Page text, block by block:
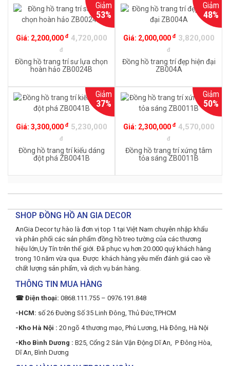
Giảm
53%
Giá: 2,200,000 đ 4,720,000
đ
Đồng hồ trang trí sư lựa chọn
hoàn hảo ZB0024B
Giảm
48%
Giá: 2,000,000 đ 3,820,000
đ
Đồng hồ trang trí đẹp hiện đại
ZB004A
Giảm
37%
Giá: 3,300,000 đ 5,230,000
đ
Đồng hồ trang trí kiếu dáng
đột phá ZB0041B
Giảm
50%
Giá: 2,300,000 đ 4,570,000
đ
Đồng hồ trang trí xứng tâm
tỏa sáng ZB0011B
SHOP ĐỒNG HỒ AN GIA DECOR
AnGia Decor tự hào là đơn vị top 1 tại Việt Nam chuyên nhập khẩu
và phân phối các sản phẩm đồng hồ treo tường của các thương
hiệu lớn,Uy Tín trên thế giới. Đã phục vụ hơn 20.000 quý khách hàng
trong 10 năm vừa qua. Được khách hàng yêu mến đánh giá cao về
chất lượng sản phẩm, và dịch vụ bán hàng.
THÔNG TIN MUA HÀNG
☎ Điện thoại: 0868.111.755 – 0976.191.848
-HCM: số 26 Đường Số 35 Linh Đông, Thủ Đức,TPHCM
-Kho Hà Nội : 20 ngõ 4 thương mạo, Phú Lương, Hà Đông, Hà Nội
-Kho Bình Dương : B25, Cổng 2 Sân Vận Động Dĩ An, P Đông Hòa,
Dĩ An, Bình Dương